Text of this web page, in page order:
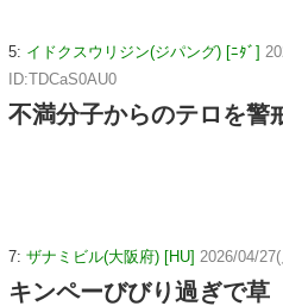
5: イドクスウリジン(ジパング) [ﾆﾀﾞ]
ID:TDCaS0AU0
不満分子からのテロを警
7: ザナミビル(大阪府) [HU] 2026/04/
キンペーびびり過ぎで草